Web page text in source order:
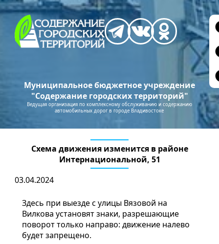
Муниципальное бюджетное учреждение
"Содержание городских территорий"
Ведущая организация по комплексному обслуживанию и содержанию
автомобильных дорог в городе Владивостоке
Схема движения изменится в районе
Интернациональной, 51
03.04.2024
Здесь при выезде с улицы Вязовой на
Вилкова установят знаки, разрешающие
поворот только направо: движение налево
будет запрещено.